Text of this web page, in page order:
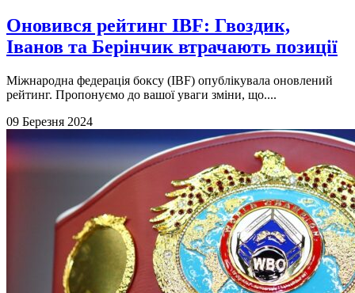
Оновився рейтинг IBF: Гвоздик,
Іванов та Берінчик втрачають позиції
Міжнародна федерація боксу (IBF) опублікувала оновлений
рейтинг. Пропонуємо до вашої уваги зміни, що....
09 Березня 2024